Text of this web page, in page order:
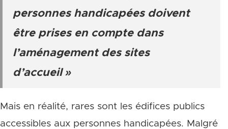
personnes handicapées doivent
être prises en compte dans
l’aménagement des sites
d’accueil »
Mais en réalité, rares sont les édifices publics
accessibles aux personnes handicapées. Malgré